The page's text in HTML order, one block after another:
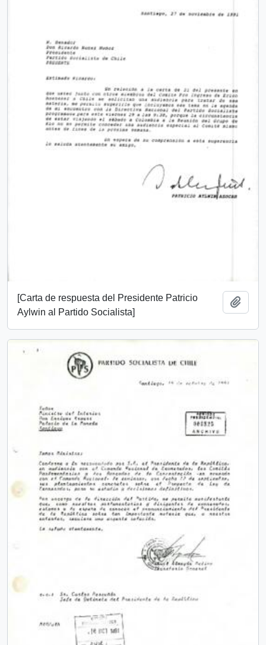
[Carta de respuesta del Presidente Patricio
Aylwin al Partido Socialista]